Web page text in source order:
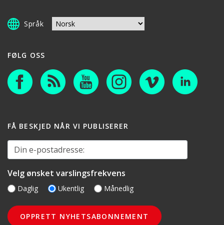
Språk
FØLG OSS
FÅ BESKJED NÅR VI PUBLISERER
Din e-postadresse:
Velg ønsket varslingsfrekvens
Daglig Ukentlig Månedlig